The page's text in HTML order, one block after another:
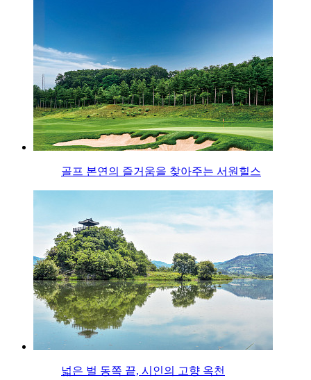
골프 본연의 즐거움을 찾아주는 서원힐스
넓은 벌 동쪽 끝, 시인의 고향 옥천